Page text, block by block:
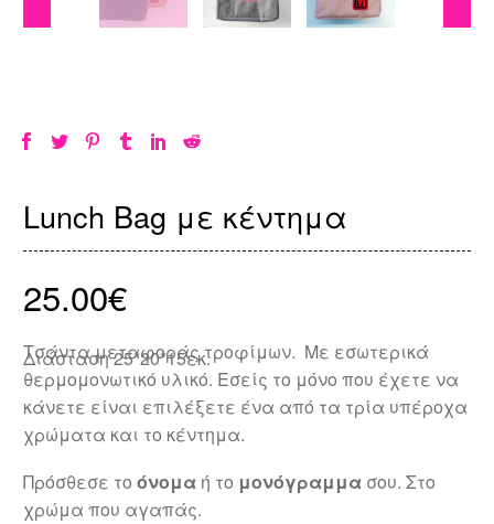
Lunch Bag με κέντημα
25.00€
Διάσταση 25*20*15εκ.
Τσάντα μεταφοράς τροφίμων. Με εσωτερικά
θερμομονωτικό υλικό. Εσείς το μόνο που έχετε να
κάνετε είναι επιλέξετε ένα από τα τρία υπέροχα
χρώματα και το κέντημα.
Πρόσθεσε το όνομα ή το μονόγραμμα σου. Στο
χρώμα που αγαπάς.